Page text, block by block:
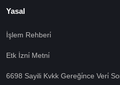
Yasal
İşlem Rehberi̇
Etk İzni̇ Metni̇
6698 Sayili Kvkk Gereği̇nce Veri̇